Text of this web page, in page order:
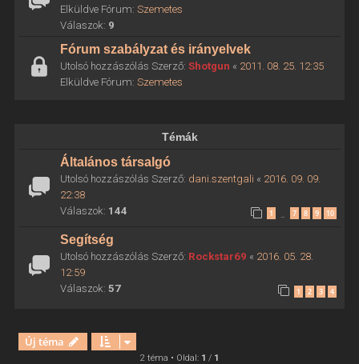
Elküldve Fórum: Szemetes
Válaszok: 9
Fórum szabályzat és irányelvek
Utolsó hozzászólás Szerző: Shotgun « 2011. 08. 25. 12:35
Elküldve Fórum: Szemetes
Témák
Általános társalgó
Utolsó hozzászólás Szerző: dani.szentgali « 2016. 09. 09.
22:38
Válaszok: 144 1 7 8 9 10
Segítség
Utolsó hozzászólás Szerző: Rockstar69 « 2016. 05. 28.
12:59
Válaszok: 57 1 2 3 4
Új téma
2 téma • Oldal: 1 / 1